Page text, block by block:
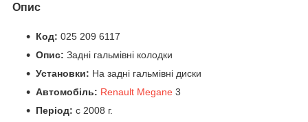
Опис
Код: 025 209 6117
Опис: Задні гальмівні колодки
Установки: На задні гальмівні диски
Автомобіль: Renault Megane 3
Період: c 2008 г.